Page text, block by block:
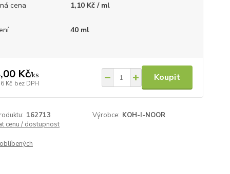
cena
1,10 Kč / ml
40 ml
Kč/ks
Kč bez DPH
Koupit
162713 Výrobce: KOH-I-NOOR
cenu / dostupnost